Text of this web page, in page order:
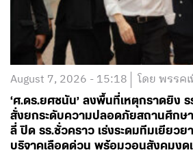
August 7, 2026 - 15:18 โดย พรรค
‘ศ.ดร.ยศชนัน’ ลงพื้นที่เหตุกราดยิง
สั่งยกระดับความปลอดภัยสถานศึกษ
ลี่ ปิด รร.ชั่วคราว เร่งระดมทีมเยียวย
บริจาคเลือดด่วน พร้อมวอนสังคมงด